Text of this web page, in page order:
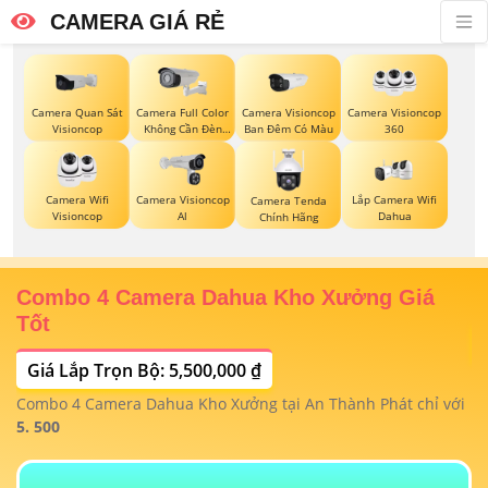
CAMERA GIÁ RẺ
Camera Quan Sát
Visioncop
Camera Full Color
Không Cần Đèn
VisionCop
Camera Visioncop
Ban Đêm Có Màu
Camera Visioncop
360
Camera Wifi
Visioncop
Camera Visioncop
Al
Camera Tenda
Chính Hãng
Lắp Camera Wifi
Dahua
Combo 4 Camera Dahua Kho Xưởng Giá
Tốt
Giá Lắp Trọn Bộ: 5,500,000 ₫
Combo 4 Camera Dahua Kho Xưởng tại An Thành Phát chỉ với
5. 500